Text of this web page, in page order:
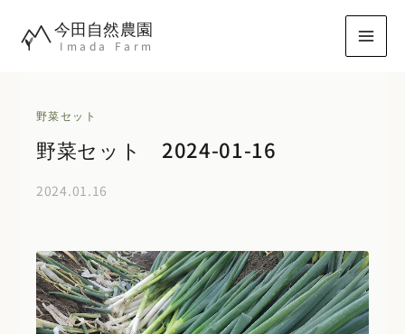
今田自然農園
Imada Farm
野菜セット
野菜セット 2024-01-16
2024.01.16